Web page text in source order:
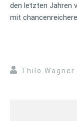
den letzten Jahren
mit
Thilo Wagner